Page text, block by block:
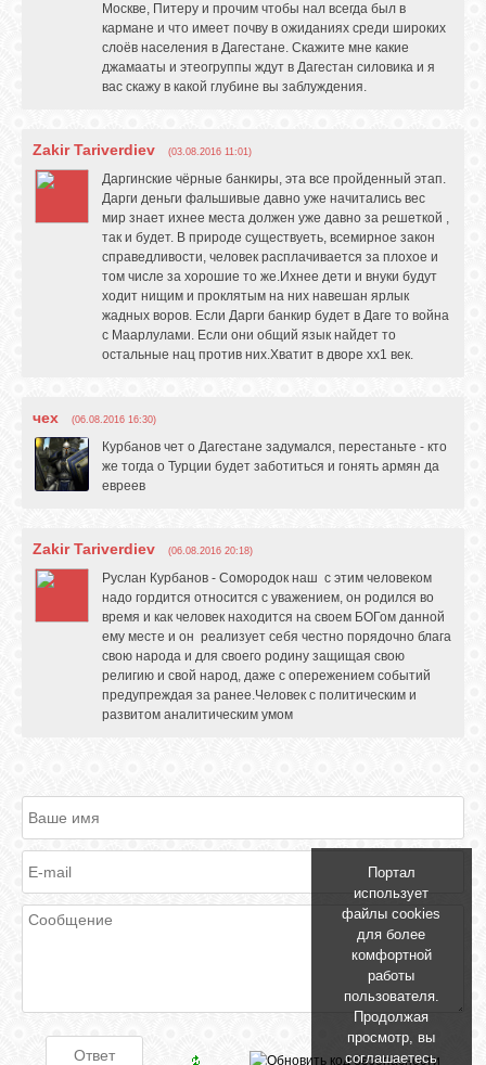
Москве, Питеру и прочим чтобы нал всегда был в
кармане и что имеет почву в ожиданиях среди широких
слоёв населения в Дагестане. Скажите мне какие
джамааты и этеогруппы ждут в Дагестан силовика и я
вас скажу в какой глубине вы заблуждения.
Zakir Tariverdiev (03.08.2016 11:01)
Даргинские чёрные банкиры, эта все пройденный этап.
Дарги деньги фальшивые давно уже начитались вес
мир знает ихнее места должен уже давно за решеткой ,
так и будет. В природе существуеть, всемирное закон
справедливости, человек расплачивается за плохое и
том числе за хорошие то же.Ихнее дети и внуки будут
ходит нищим и проклятым на них навешан ярлык
жадных воров. Если Дарги банкир будет в Даге то война
с Маарлулами. Если они общий язык найдет то
остальные нац против них.Хватит в дворе хх1 век.
чех (06.08.2016 16:30)
Курбанов чет о Дагестане задумался, перестаньте - кто
же тогда о Турции будет заботиться и гонять армян да
евреев
Zakir Tariverdiev (06.08.2016 20:18)
Руслан Курбанов - Сомородок наш с этим человеком
надо гордится относится с уважением, он родился во
время и как человек находится на своем БОГом данной
ему месте и он реализует себя честно порядочно блага
свою народа и для своего родину защищая свою
религию и свой народ, даже с опережением событий
предупреждая за ранее.Человек с политическим и
развитом аналитическим умом
Портал
использует
файлы cookies
для более
комфортной
работы
пользователя.
Продолжая
просмотр, вы
соглашаетесь